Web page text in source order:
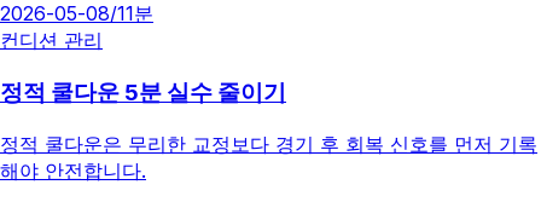
2026-05-08/11분
컨디션 관리
정적 쿨다운 5분 실수 줄이기
정적 쿨다운은 무리한 교정보다 경기 후 회복 신호를 먼저 기록
해야 안전합니다.